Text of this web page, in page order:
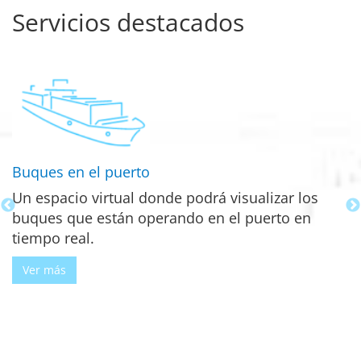
Servicios destacados
Buques en el puerto
Un espacio virtual donde podrá visualizar los
buques que están operando en el puerto en
tiempo real.
Ver más